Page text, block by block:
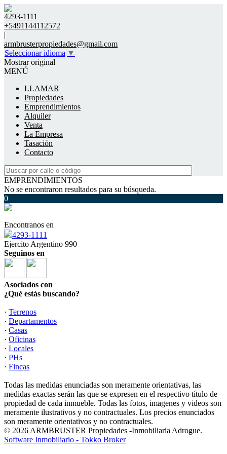
4293-1111
+5491144112572
|
armbrusterpropiedades@gmail.com
Seleccionar idioma ▼
Mostrar original
MENÚ
LLAMAR
Propiedades
Emprendimientos
Alquiler
Venta
La Empresa
Tasación
Contacto
EMPRENDIMIENTOS
No se encontraron resultados para su búsqueda.
0
Encontranos en
4293-1111
Ejercito Argentino 990
Seguinos en
Asociados con
¿Qué estás buscando?
· Terrenos
· Departamentos
· Casas
· Oficinas
· Locales
· PHs
· Fincas
Todas las medidas enunciadas son meramente orientativas, las
medidas exactas serán las que se expresen en el respectivo título de
propiedad de cada inmueble. Todas las fotos, imagenes y videos son
meramente ilustrativos y no contractuales. Los precios enunciados
son meramente orientativos y no contractuales.
© 2026 ARMBRUSTER Propiedades -Inmobiliaria Adrogue.
Software Inmobiliario - Tokko Broker